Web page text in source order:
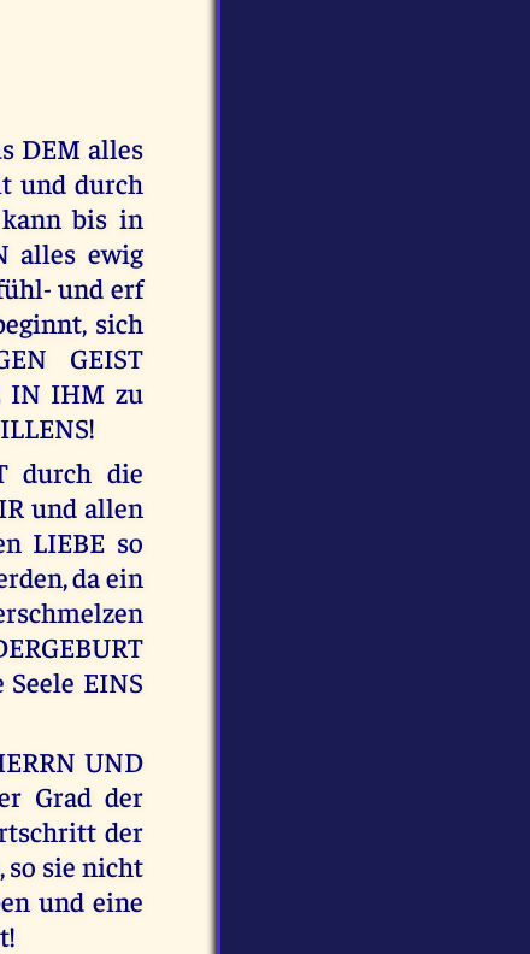
DEM alles
und durch
bis in
alles ewig
und erf
sich
GEIST
IN IHM zu
durch die
und allen
LIEBE so
da ein
EINS
UND
Grad der
der
so sie nicht
und eine